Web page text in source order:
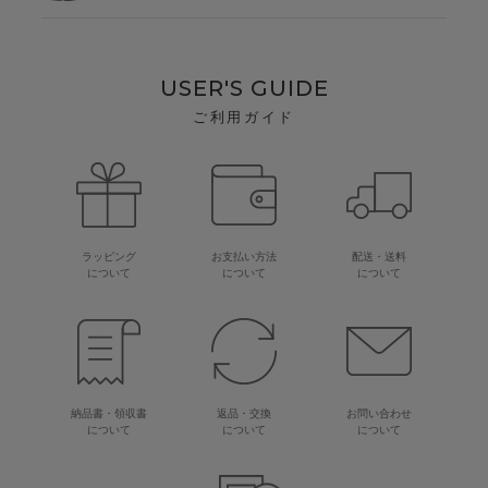
USER'S GUIDE
ご利用ガイド
ラッピング
について
お支払い方法
について
配送・送料
について
納品書・領収書
について
返品・交換
について
お問い合わせ
について